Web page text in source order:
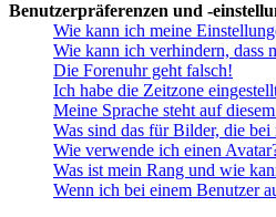
Benutzerpräferenzen und -
Wie kann ich meine
Wie kann ich verhindern, dass
Die Forenuhr geht falsch!
Ich habe die Zeitzone
Meine Sprache steht auf
Was sind das für Bilder, die
Wie verwende ich einen
Was ist mein Rang und wie
Wenn ich bei einem Benutzer